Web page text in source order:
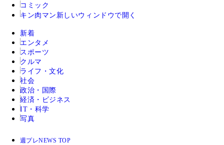
コミック
キン肉マン 新しいウィンドウで開く
新着
エンタメ
スポーツ
クルマ
ライフ・文化
社会
政治・国際
経済・ビジネス
IT・科学
写真
週プレNEWS TOP